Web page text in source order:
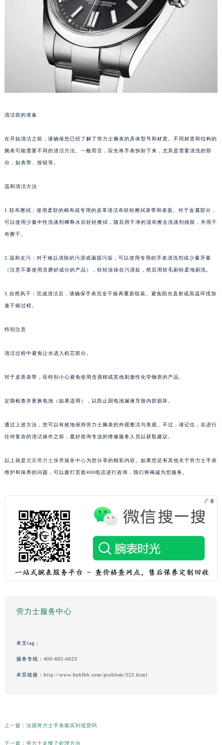
清洁前的准备
在开始清洁之前，请确保您已经了解了劳力士腕表的具体型号和材质。不同材质和结构的
腕表可能需要不同的清洁方法。一般而言，应先将手表拆卸下来，尤其是需要清洗的部
分，如表带、按钮等。
温和清洁方法
1.软布擦拭：使用柔软的棉布或专用的皮革清洁布轻轻擦拭表带和表面。对于金属部分，
可以使用少量中性洗涤剂稀释水后轻轻擦拭，随后用干净的湿布擦去洗涤剂残留，并用干
布擦干。
2.温和去污：对于难以清除的污渍或顽固污垢，可以使用专用的手表清洗剂或少量牙膏
（注意不要使用含磨砂成分的产品），轻轻涂抹在污渍处，然后用软毛刷轻柔地刷洗。
3.自然风干：完成清洁后，请确保手表完全干燥再重新组装。避免阳光直射或高温环境加
速干燥过程。
特别注意
清洁过程中避免让水进入机芯部分。
对于皮质表带，应特别小心避免使用含酒精或其他刺激性化学物质的产品。
定期检查并更换电池（如果适用），以防止因电池漏液导致内部损坏。
通过上述方法，您可以有效地保持劳力士腕表的外观整洁与美观。不过，请记住，在进行
任何复杂的清洁操作之前，最好咨询专业的维修服务人员以获取建议。
以上就是北京劳力士保养服务中心为您分享的精彩内容。如果您还有其他关于劳力士手表
维护和保养的问题，可以拨打页面400电话进行咨询，我们将竭诚为您服务。
劳力士服务中心
本文tag：
服务专线： 400-805-0023
本页链接： http://www.hnbfhb.com/problem/323.html
上一篇： 法国劳力士手表能买到现货吗
下一篇： 劳力士走慢了处理方法